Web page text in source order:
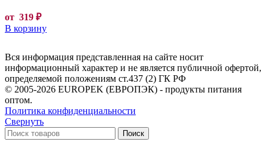
от 319 ₽
В корзину
Вся информация представленная на сайте носит
информационный характер и не является публичной офертой,
определяемой положениям ст.437 (2) ГК РФ
© 2005-2026 EUROPEK (ЕВРОПЭК) - продукты питания
оптом.
Политика конфиденциальности
Свернуть
Поиск